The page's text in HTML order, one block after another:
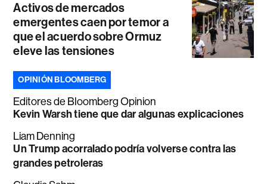
Activos de mercados
emergentes caen por temor a
que el acuerdo sobre Ormuz
eleve las tensiones
OPINIÓN BLOOMBERG
Editores de Bloomberg Opinion
Kevin Warsh tiene que dar algunas explicaciones
Liam Denning
Un Trump acorralado podría volverse contra las
grandes petroleras